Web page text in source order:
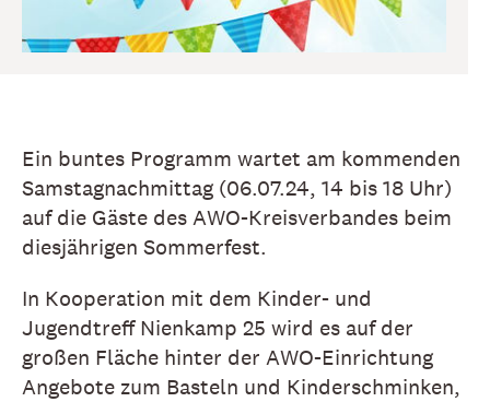
Ein buntes Programm wartet am kommenden
Samstagnachmittag (06.07.24, 14 bis 18 Uhr)
auf die Gäste des AWO-Kreisverbandes beim
diesjährigen Sommerfest.
In Kooperation mit dem Kinder- und
Jugendtreff Nienkamp 25 wird es auf der
großen Fläche hinter der AWO-Einrichtung
Angebote zum Basteln und Kinderschminken,